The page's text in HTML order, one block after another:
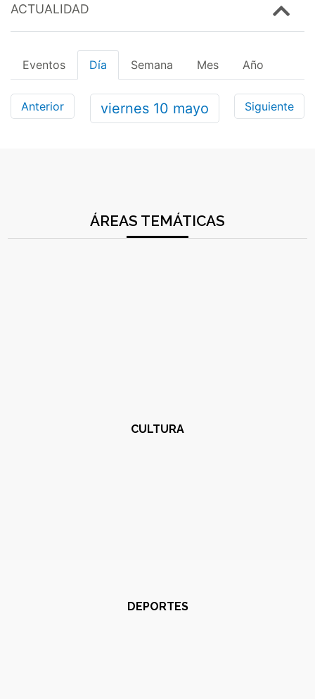
ACTUALIDAD
Eventos Día Semana Mes Año
Anterior viernes 10 mayo Siguiente
ÁREAS TEMÁTICAS
CULTURA
DEPORTES